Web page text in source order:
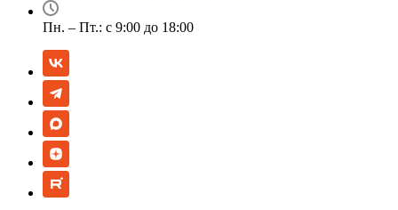
Пн. – Пт.: с 9:00 до 18:00